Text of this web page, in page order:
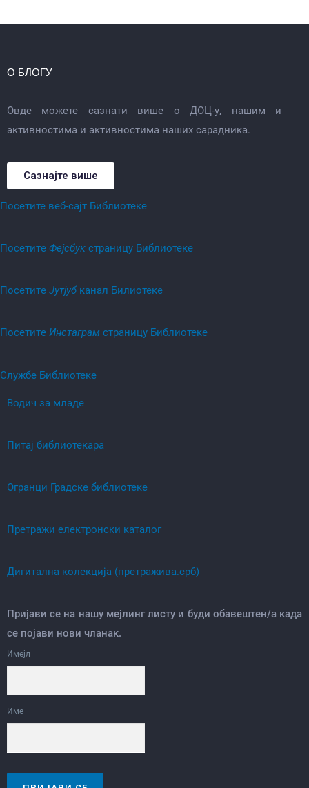
О БЛОГУ
Овде можете сазнати више о ДОЦ-у, нашим и
активностима и активностима наших сарадника.
Сазнајте више
Посетите веб-сајт Библиотеке
Посетитe Фејсбук страницу Библиотеке
Посетитe Јутјуб канал Билиотеке
Посетитe Инстаграм страницу Библиотеке
Службе Библиотеке
Водич за младе
Питај библиотекара
Огранци Градске библиотеке
Претражи електронски каталог
Дигитална колекција (претражива.срб)
Пријави се на нашу мејлинг листу и буди обавештен/а када
се појави нови чланак.
Имејл
Име